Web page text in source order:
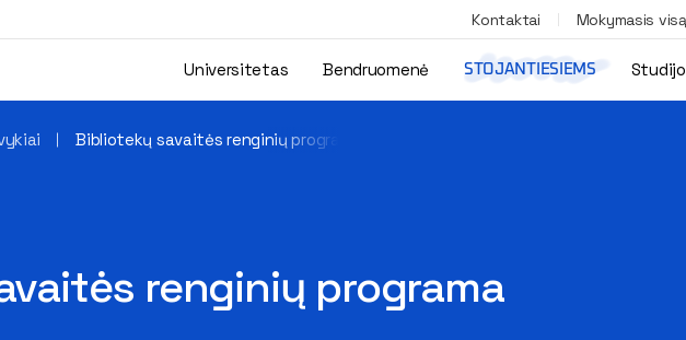
Kontaktai Mokymasis
Universitetas Bendruomenė STOJANTIESIEMS
Bibliotekų savaitės renginių programa
renginių programa